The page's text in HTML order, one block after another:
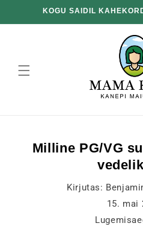
sisu
KOGU SAIDIL
Milline PG/VG
Kirjutas:
15. mai